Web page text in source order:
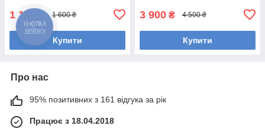
1 190 1 600 ₴
Купити
3 900 ₴ 4 500 ₴
Купити
Про нас
95% позитивних з 161 відгука за рік
Працює з 18.04.2018